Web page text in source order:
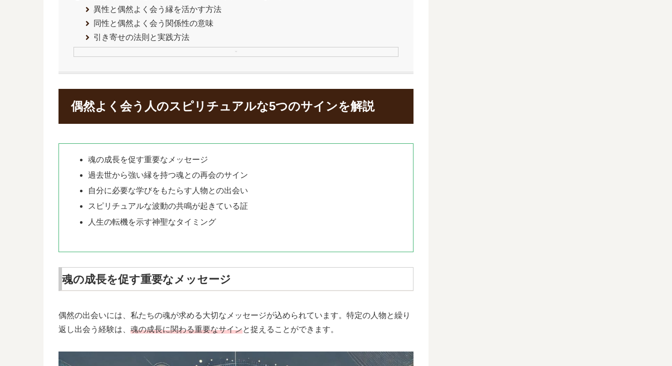
異性と偶然よく会う縁を活かす方法
同性と偶然よく会う関係性の意味
引き寄せの法則と実践方法
偶然よく会う人のスピリチュアルな5つのサインを解説
魂の成長を促す重要なメッセージ
過去世から強い縁を持つ魂との再会のサイン
自分に必要な学びをもたらす人物との出会い
スピリチュアルな波動の共鳴が起きている証
人生の転機を示す神聖なタイミング
魂の成長を促す重要なメッセージ
偶然の出会いには、私たちの魂が求める大切なメッセージが込められています。特定の人物と繰り
返し出会う経験は、 魂の成長に関わる重要なサインと捉えることができます。